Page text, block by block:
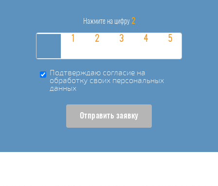
Нажмите на цифру 2
Подтверждаю согласие на
обработку своих персональных
данных
Отправить заявку